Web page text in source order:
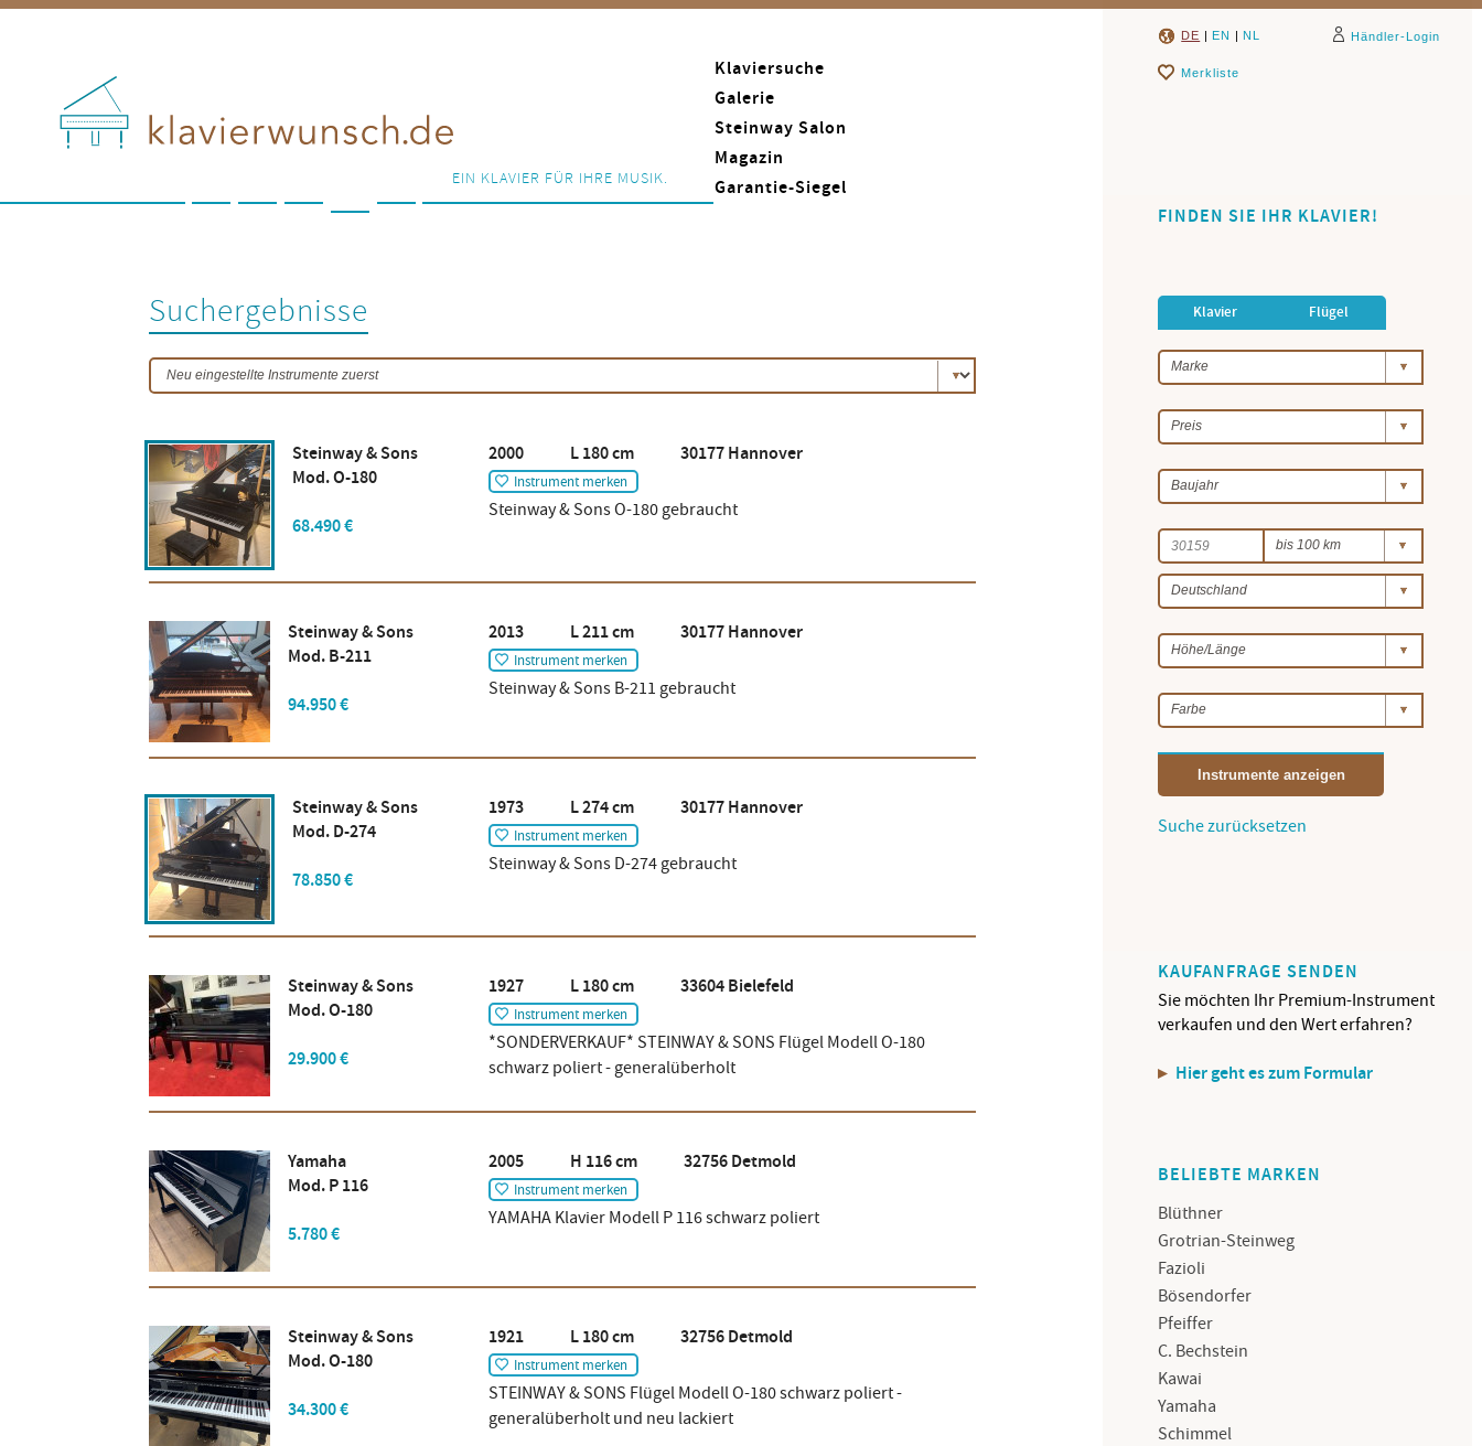
EIN KLAVIER FÜR IHRE MUSIK.
Klaviersuche
Galerie
Steinway Salon
Magazin
Garantie-Siegel
Suchergebnisse
Steinway & Sons
Mod. O-180
68.490 €
2000 L 180 cm 30177 Hannover
Instrument merken
Steinway & Sons O-180 gebraucht
Steinway & Sons
Mod. B-211
94.950 €
2013 L 211 cm 30177 Hannover
Instrument merken
Steinway & Sons B-211 gebraucht
Steinway & Sons
Mod. D-274
78.850 €
1973 L 274 cm 30177 Hannover
Instrument merken
Steinway & Sons D-274 gebraucht
Steinway & Sons
Mod. O-180
29.900 €
1927 L 180 cm 33604 Bielefeld
Instrument merken
*SONDERVERKAUF* STEINWAY & SONS Flügel Modell O-180
schwarz poliert - generalüberholt
Yamaha
Mod. P 116
5.780 €
2005 H 116 cm 32756 Detmold
Instrument merken
YAMAHA Klavier Modell P 116 schwarz poliert
Steinway & Sons
Mod. O-180
34.300 €
1921 L 180 cm 32756 Detmold
Instrument merken
STEINWAY & SONS Flügel Modell O-180 schwarz poliert -
generalüberholt und neu lackiert
DE | EN | NL Händler-Login
Merkliste
FINDEN SIE IHR KLAVIER!
Klavier Flügel
Instrumente anzeigen
Suche zurücksetzen
KAUFANFRAGE SENDEN
Sie möchten Ihr Premium-Instrument
verkaufen und den Wert erfahren?
Hier geht es zum Formular
BELIEBTE MARKEN
Blüthner
Grotrian-Steinweg
Fazioli
Bösendorfer
Pfeiffer
C. Bechstein
Kawai
Yamaha
Schimmel